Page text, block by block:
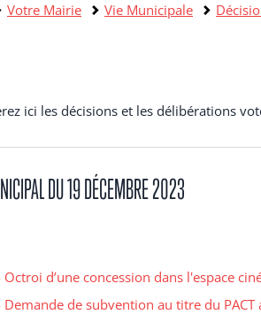
Votre Mairie Vie Municipale
ici les décisions et les délibérations
DU 19 DÉCEMBRE 2023
d’une concession dans l'espace
Demande de subvention au titre du